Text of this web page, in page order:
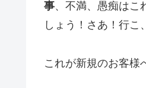
事、不満、愚痴はこ
しょう！さあ！行こ
これが新規のお客様